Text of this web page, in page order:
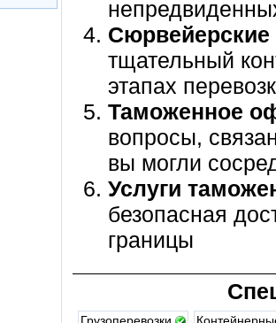
Сюрвейерские
тщательный
этапах
Таможенное
вопросы,
вы могли
Услуги
безопасная
границы